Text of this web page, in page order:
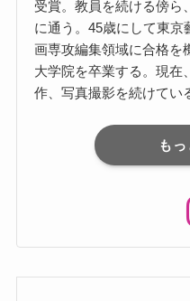
受賞。教員を続ける傍ら
に通う。45歳にして東
画専攻編集領域に合格を
⼤学院を卒業する。現在
作、写真撮影を続けてい
も